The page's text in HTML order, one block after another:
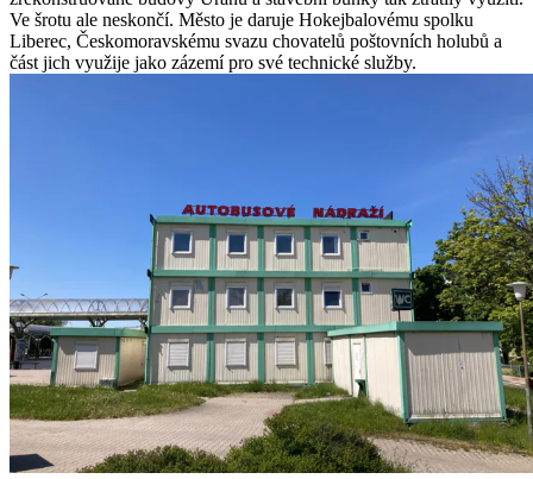
Ve šrotu ale neskončí. Město je daruje Hokejbalovému spolku
Liberec, Českomoravskému svazu chovatelů poštovních holubů a
část jich využije jako zázemí pro své technické služby.